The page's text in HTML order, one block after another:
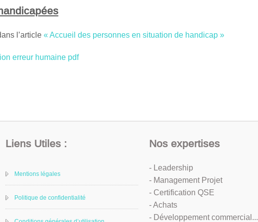
l’article« Accueil des personnes en situation de handicap »
erreur humaine pdf
Liens Utiles :
Mentions légales
Politique de confidentialité
Nos expertises
- Leadership
- Management Projet
- Certification QSE
- Achats
- Développement commercial...